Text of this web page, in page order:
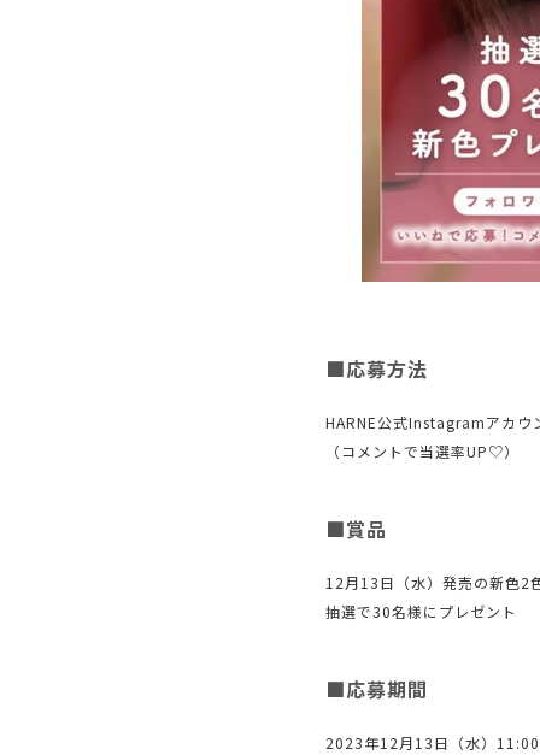
■応募方法
HARNE公式Instagramアカウ
（コメントで当選率UP♡）
■賞品
12月13日（水）発売の新色2
抽選で30名様にプレゼント
■応募期間
2023年12月13日（水）